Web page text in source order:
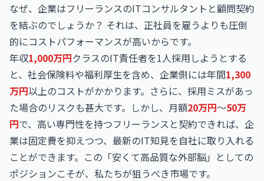
なぜ、企業はフリーランスのITコンサルタントと顧問契約
を結ぶのでしょうか？ それは、正社員を雇うよりも圧倒
的にコストパフォーマンスが高いからです。
年収1,000万円クラスのIT責任者を1人採用しようとする
と、社会保険料や福利厚生を含め、企業側には年間1,300
万円以上のコストがかかります。さらに、採用ミスがあっ
た場合のリスクも甚大です。しかし、月額20万円〜50万
円で、高い専門性を持つフリーランスと契約できれば、企
業は固定費を抑えつつ、最新のIT知見を自社に取り入れる
ことができます。この「安くて高品質な外部脳」としての
ポジションこそが、私たちが狙うべき市場です。